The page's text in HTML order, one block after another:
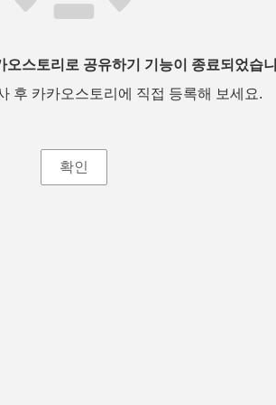
스토리로 공유하기 기능이 종료되었습
후 카카오스토리에 직접 등록해 보세요.
확인